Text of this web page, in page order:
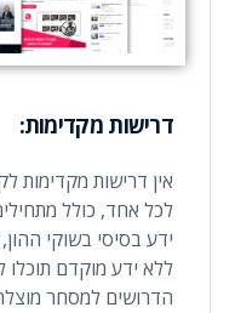
דרישות מקדימות:
אין דרישות מקדימות
לכל אחד, כולל
ידע בסיסי בשוקי
ללא ידע מוקדם
הדרושים למסחר